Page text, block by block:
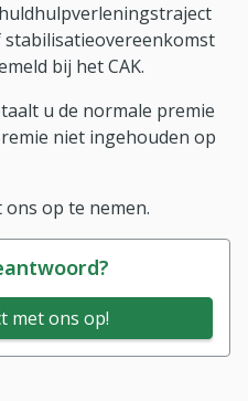
bij het CAK.
u de normale premie
niet ingehouden op
ons op te nemen.
met ons op!